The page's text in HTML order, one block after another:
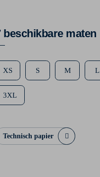
beschikbare maten
XS S M L
3XL
Technisch papier